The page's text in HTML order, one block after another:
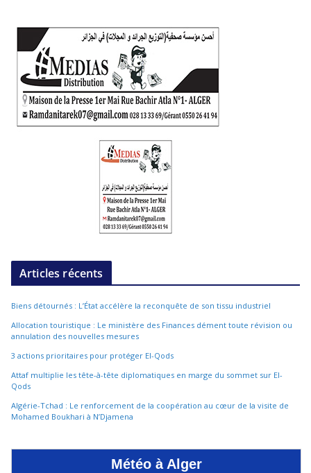
Articles récents
Biens détournés : L’État accélère la reconquête de son tissu industriel
Allocation touristique : Le ministère des Finances dément toute révision ou
annulation des nouvelles mesures
3 actions prioritaires pour protéger El-Qods
Attaf multiplie les tête-à-tête diplomatiques en marge du sommet sur El-
Qods
Algérie-Tchad : Le renforcement de la coopération au cœur de la visite de
Mohamed Boukhari à N’Djamena
Météo à Alger